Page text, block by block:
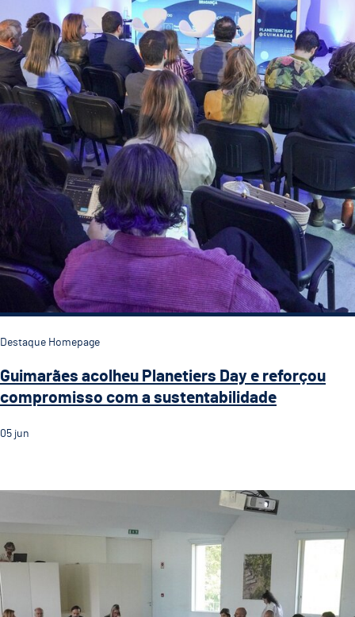
Destaque Homepage
Guimarães acolheu Planetiers Day e reforçou
compromisso com a sustentabilidade
05 jun
Guimarães reúne Comissão Científica da Capital